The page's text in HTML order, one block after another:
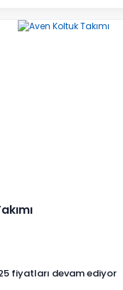
fiyatları devam ediyor